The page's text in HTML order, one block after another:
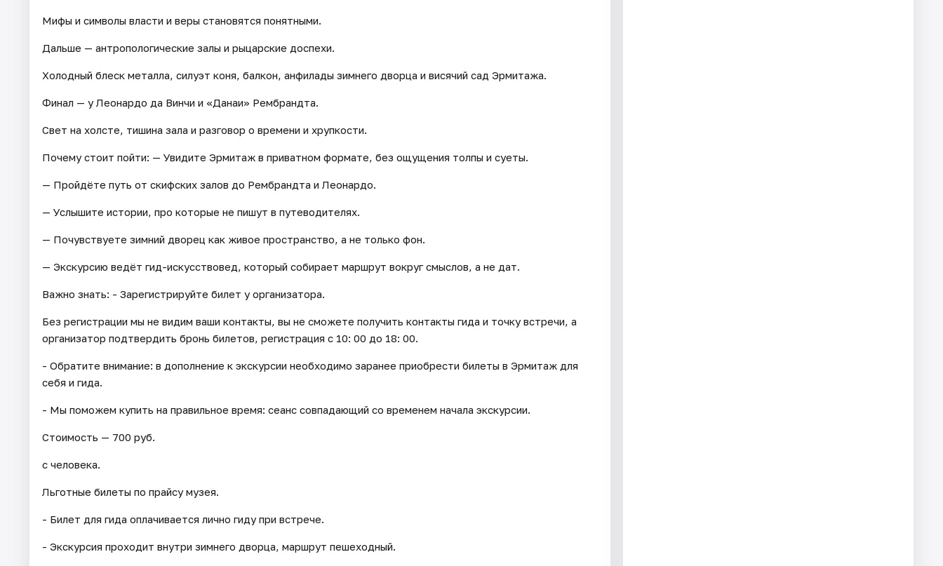
Мифы и символы власти и веры становятся понятными.
Дальше — антропологические залы и рыцарские доспехи.
Холодный блеск металла, силуэт коня, балкон, анфилады зимнего дворца и висячий сад Эрмитажа.
Финал — у Леонардо да Винчи и «Данаи» Рембрандта.
Свет на холсте, тишина зала и разговор о времени и хрупкости.
Почему стоит пойти: — Увидите Эрмитаж в приватном формате, без ощущения толпы и суеты.
— Пройдёте путь от скифских залов до Рембрандта и Леонардо.
— Услышите истории, про которые не пишут в путеводителях.
— Почувствуете зимний дворец как живое пространство, а не только фон.
— Экскурсию ведёт гид-искусствовед, который собирает маршрут вокруг смыслов, а не дат.
Важно знать: - Зарегистрируйте билет у организатора.
Без регистрации мы не видим ваши контакты, вы не сможете получить контакты гида и точку встречи, а
организатор подтвердить бронь билетов, регистрация с 10: 00 до 18: 00.
- Обратите внимание: в дополнение к экскурсии необходимо заранее приобрести билеты в Эрмитаж для
себя и гида.
- Мы поможем купить на правильное время: сеанс совпадающий со временем начала экскурсии.
Стоимость — 700 руб.
с человека.
Льготные билеты по прайсу музея.
- Билет для гида оплачивается лично гиду при встрече.
- Экскурсия проходит внутри зимнего дворца, маршрут пешеходный.